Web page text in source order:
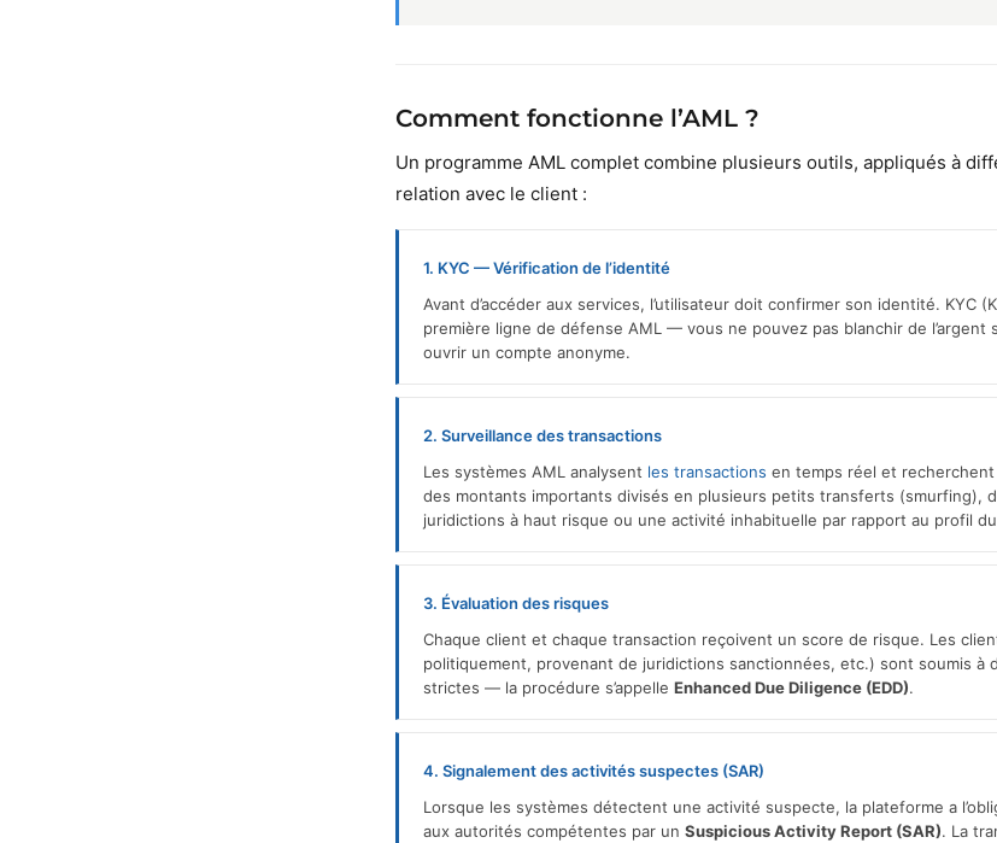
Comment fonctionne l’AML ?
Un programme AML complet combine plusieurs outils, appliqués à
relation avec le client :
1. KYC — Vérification de l’identité
Avant d’accéder aux services, l’utilisateur doit confirmer son identité. KYC
première ligne de défense AML — vous ne pouvez pas blanchir de l’argent
ouvrir un compte anonyme.
2. Surveillance des transactions
Les systèmes AML analysent les transactions en temps réel et
des montants importants divisés en plusieurs petits transferts (smurfing),
juridictions à haut risque ou une activité inhabituelle par rapport au profil
3. Évaluation des risques
Chaque client et chaque transaction reçoivent un score de risque. Les
politiquement, provenant de juridictions sanctionnées, etc.) sont soumis à
strictes — la procédure s’appelle Enhanced Due Diligence (EDD).
4. Signalement des activités suspectes (SAR)
Lorsque les systèmes détectent une activité suspecte, la plateforme a
aux autorités compétentes par un Suspicious Activity Report (SAR). La